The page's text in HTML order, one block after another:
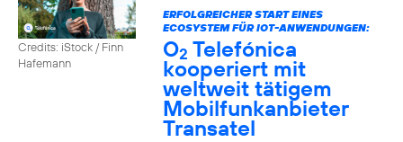
Credits: iStock / Finn
Hafemann
ERFOLGREICHER START EINES
ECOSYSTEM FÜR IOT-ANWENDUNGEN:
O2 Telefónica
kooperiert mit
weltweit tätigem
Mobilfunkanbieter
Transatel